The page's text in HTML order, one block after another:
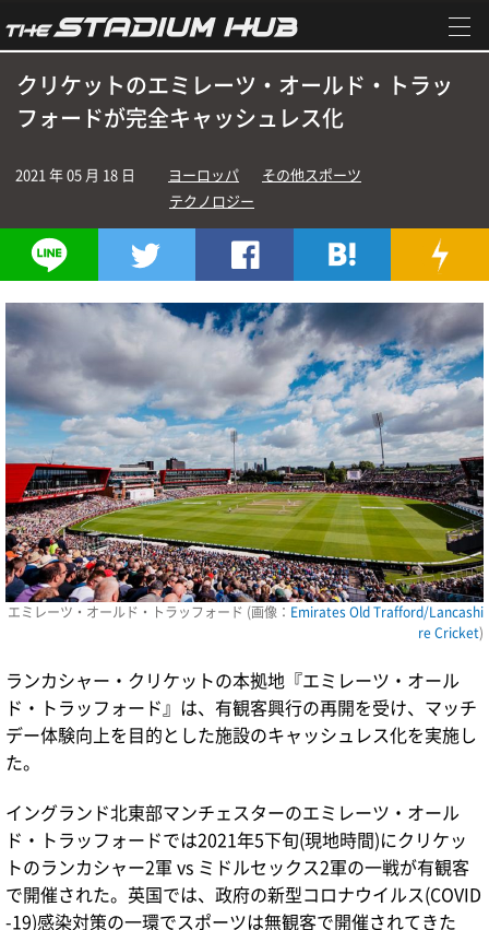
クリケットのエミレーツ・オールド・トラッ
フォードが完全キャッシュレス化
2021 年 05 月 18 日 ヨーロッパ
その他スポーツ
テクノロジー
エミレーツ・オールド・トラッフォード (画像： Emirates Old Trafford/Lancashi
re Cricket)
ランカシャー・クリケットの本拠地『エミレーツ・オール
ド・トラッフォード』は、有観客興行の再開を受け、マッチ
デー体験向上を目的とした施設のキャッシュレス化を実施し
た。
イングランド北東部マンチェスターのエミレーツ・オール
ド・トラッフォードでは2021年5下旬(現地時間)にクリケッ
トのランカシャー2軍 vs ミドルセックス2軍の一戦が有観客
で開催された。英国では、政府の新型コロナウイルス(COVID
-19)感染対策の一環でスポーツは無観客で開催されてきた